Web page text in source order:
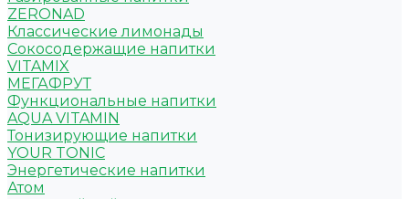
ZERONAD
Классические лимонады
Сокосодержащие напитки
VITAMIX
МЕГАФРУТ
Функциональные напитки
AQUA VITAMIN
Тонизирующие напитки
YOUR TONIC
Энергетические напитки
Атом